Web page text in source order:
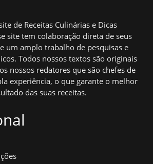
de Receitas Culinárias e Dicas
site tem colaboração direta de seus
um amplo trabalho de pesquisas e
Todos nossos textos são originais
nossos redatores que são chefes de
experiência, o que garante o melhor
das suas receitas.